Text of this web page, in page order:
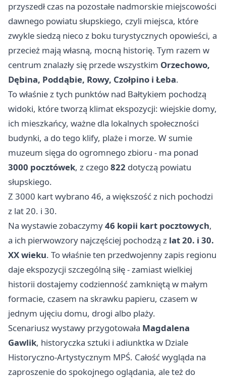
przyszedł czas na pozostałe nadmorskie miejscowości
dawnego powiatu słupskiego, czyli miejsca, które
zwykle siedzą nieco z boku turystycznych opowieści, a
przecież mają własną, mocną historię. Tym razem w
centrum znalazły się przede wszystkim Orzechowo,
Dębina, Poddąbie, Rowy, Czołpino i Łeba.
To właśnie z tych punktów nad Bałtykiem pochodzą
widoki, które tworzą klimat ekspozycji: wiejskie domy,
ich mieszkańcy, ważne dla lokalnych społeczności
budynki, a do tego klify, plaże i morze. W sumie
muzeum sięga do ogromnego zbioru - ma ponad
3000 pocztówek, z czego822 dotyczą powiatu
słupskiego.
Z 3000 kart wybrano 46, a większość z nich pochodzi
z lat 20. i 30.
Na wystawie zobaczymy46 kopii kart pocztowych,
a ich pierwowzory najczęściej pochodzą z lat 20. i 30.
XX wieku. To właśnie ten przedwojenny zapis regionu
daje ekspozycji szczególną siłę - zamiast wielkiej
historii dostajemy codzienność zamkniętą w małym
formacie, czasem na skrawku papieru, czasem w
jednym ujęciu domu, drogi albo plaży.
Scenariusz wystawy przygotowała Magdalena
Gawlik, historyczka sztuki i adiunktka w Dziale
Historyczno-Artystycznym MPŚ. Całość wygląda na
zaproszenie do spokojnego oglądania, ale też do